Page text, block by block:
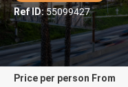
Ref ID:55099427
price per person From